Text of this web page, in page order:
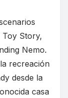
Toy Story,
Nemo.
recreación
desde la
casa